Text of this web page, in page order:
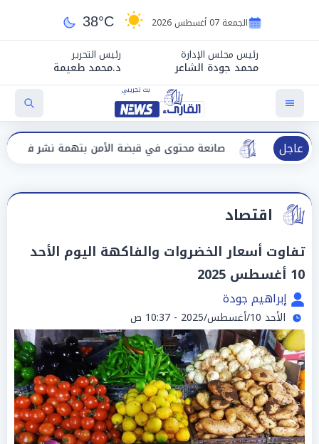
الجمعة 07 أغسطس 2026 38°C
رئيس مجلس الإدارة
محمد جودة الشاعر
رئيس التحرير
د.محمد طعيمة
عاجلصانعة محتوى في قبضة الأمن بتهمة نشر فيديوهات خادشة
اقتصاد
تفاوت أسعار الخضروات والفاكهة اليوم الأحد
10 أغسطس 2025
إبراهيم جودة
الأحد 10/أغسطس/2025 - 10:37 ص